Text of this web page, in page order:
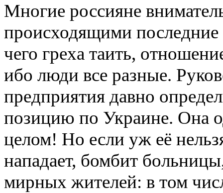
Многие россияне
происходящими
чего греха таить,
ибо люди все разные.
предприятия давно
позицию по Украине. Она
целом! Но если уж её
нападает, бомбит
мирных жителей: в том